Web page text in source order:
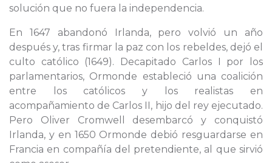
solución que no fuera la independencia.
En 1647 abandonó Irlanda, pero volvió un año
después y, tras firmar la paz con los rebeldes, dejó el
culto católico (1649). Decapitado Carlos I por los
parlamentarios, Ormonde estableció una coalición
entre los católicos y los realistas en
acompañamiento de Carlos II, hijo del rey ejecutado.
Pero Oliver Cromwell desembarcó y conquistó
Irlanda, y en 1650 Ormonde debió resguardarse en
Francia en compañía del pretendiente, al que sirvió